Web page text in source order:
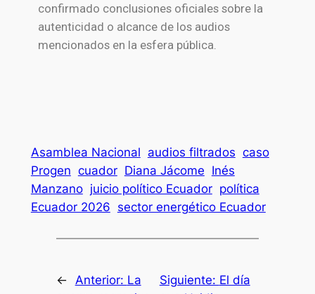
confirmado conclusiones oficiales sobre la
autenticidad o alcance de los audios
mencionados en la esfera pública.
Asamblea Nacional audios filtrados caso
Progen cuador Diana Jácome Inés
Manzano juicio político Ecuador política
Ecuador 2026 sector energético Ecuador
← Anterior: La
Siguiente: El día